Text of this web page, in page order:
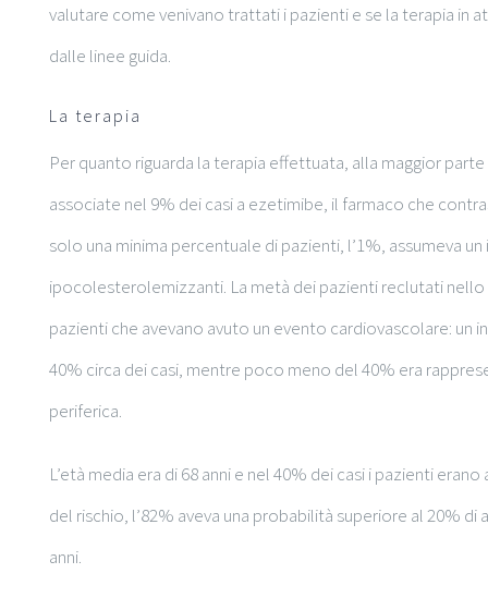
valutare come venivano trattati i pazienti e se la terapia in
dalle linee guida.
La terapia
Per quanto riguarda la terapia effettuata, alla maggior
associate nel 9% dei casi a ezetimibe, il farmaco che
solo una minima percentuale di pazienti, l’1%, assumeva
ipocolesterolemizzanti. La metà dei pazienti reclutati nello
pazienti che avevano avuto un evento cardiovascolare: un
40% circa dei casi, mentre poco meno del 40% era
periferica.
L’età media era di 68 anni e nel 40% dei casi i pazienti
del rischio, l’82% aveva una probabilità superiore al 20%
anni.